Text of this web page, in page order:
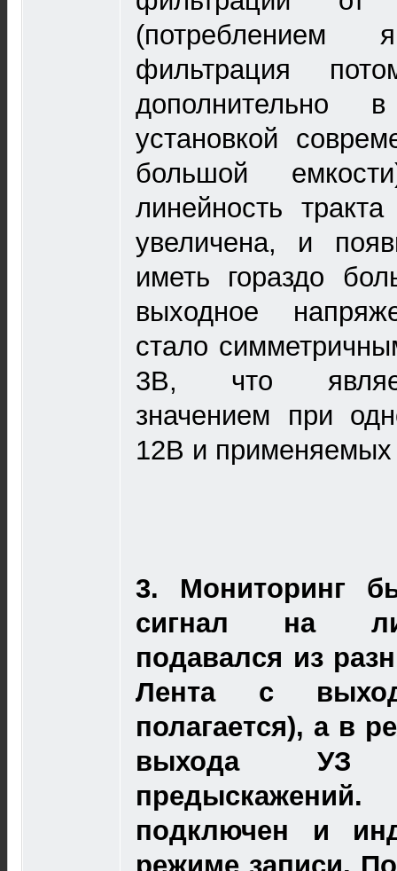
фильтрация
дополнительно
установкой
большой
линейность
увеличена, и
иметь гораздо
выходное
стало
3В, что
значением при
12В и применяемых
3.
Мониторинг
сигнал на
подавался из
Лента с
полагается), а в
выхода УЗ
подключен и